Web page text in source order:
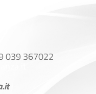
039 367022